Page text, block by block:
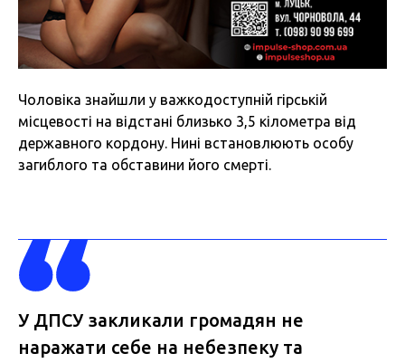
Чоловіка знайшли у важкодоступній гірській
місцевості на відстані близько 3,5 кілометра від
державного кордону. Нині встановлюють особу
загиблого та обставини його смерті.
У ДПСУ закликали громадян не
наражати себе на небезпеку та